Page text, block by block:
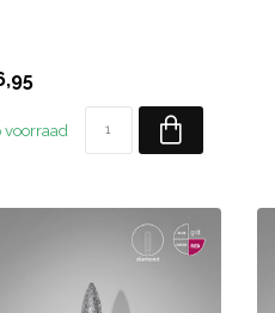
voorraad